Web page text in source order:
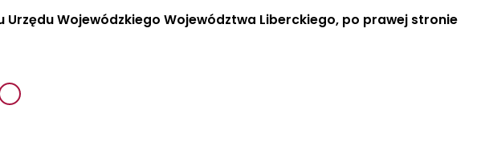
Urzędu Wojewódzkiego Województwa Liberckiego, po prawej stronie